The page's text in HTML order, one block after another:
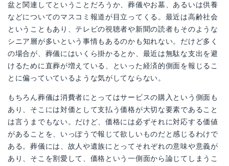
盆と関連してということだろうか、葬儀やお墓、あるいは供養
などについてのマスコミ報道が目立ってくる。最近は高齢社会
ということもあり、テレビの視聴者や新聞の読者もそのような
シニア層が多いという事情もあるのかも知れない。だけど多く
の場合が、葬儀にはいくら掛かるとか、最近は無駄な支出を避
けるために直葬が増えている、といった経済的側面を報じるこ
とに偏っていているような気がしてならない。
もちろん葬儀は消費者にとってはサービスの購入という側面も
あり、そこには対価として支払う価格が大切な要素であること
は言うまでもない。だけど、価格には必ずそれに対応する価値
があることを、いっぽうで報じて欲しいものだと感じるわけで
ある。葬儀には、故人や遺族にとってそれぞれの意味や意義が
あり、そこを割愛して、価格という一側面から論じてしまうこ